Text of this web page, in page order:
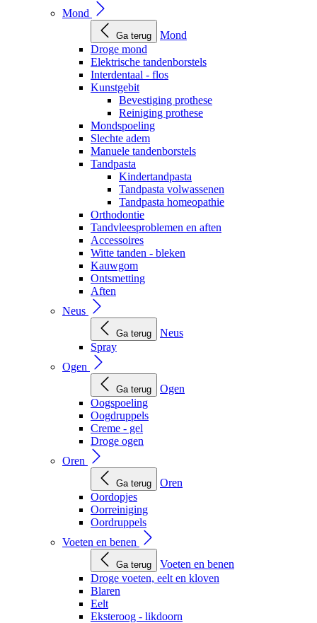
Mond
Ga terug
Mond
Droge mond
Elektrische tandenborstels
Interdentaal - flos
Kunstgebit
Bevestiging prothese
Reiniging prothese
Mondspoeling
Slechte adem
Manuele tandenborstels
Tandpasta
Kindertandpasta
Tandpasta volwassenen
Tandpasta homeopathie
Orthodontie
Tandvleesproblemen en aften
Accessoires
Witte tanden - bleken
Kauwgom
Ontsmetting
Aften
Neus
Ga terug
Neus
Spray
Ogen
Ga terug
Ogen
Oogspoeling
Oogdruppels
Creme - gel
Droge ogen
Oren
Ga terug
Oren
Oordopjes
Oorreiniging
Oordruppels
Voeten en benen
Ga terug
Voeten en benen
Droge voeten, eelt en kloven
Blaren
Eelt
Eksteroog - likdoorn